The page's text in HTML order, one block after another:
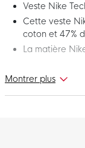
Veste Nike
Cette veste
coton et 47%
La matière
Cette nouvelle
fait partie de la
Montrer plus